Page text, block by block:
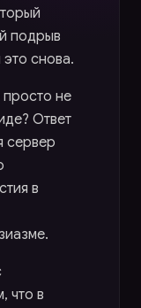
подрыв
снова.
просто не
Ответ
сервер
в
что в